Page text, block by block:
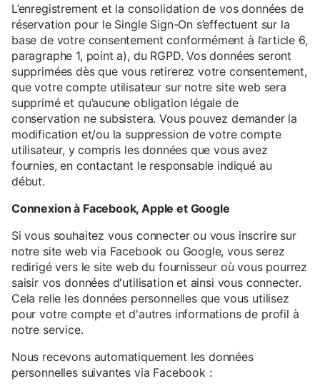
L’enregistrement et la consolidation de vos données de
réservation pour le Single Sign-On s’effectuent sur la
base de votre consentement conformément à l’article 6,
paragraphe 1, point a), du RGPD. Vos données seront
supprimées dès que vous retirerez votre consentement,
que votre compte utilisateur sur notre site web sera
supprimé et qu’aucune obligation légale de
conservation ne subsistera. Vous pouvez demander la
modification et/ou la suppression de votre compte
utilisateur, y compris les données que vous avez
fournies, en contactant le responsable indiqué au
début.
Connexion à Facebook, Apple et Google
Si vous souhaitez vous connecter ou vous inscrire sur
notre site web via Facebook ou Google, vous serez
redirigé vers le site web du fournisseur où vous pourrez
saisir vos données d'utilisation et ainsi vous connecter.
Cela relie les données personnelles que vous utilisez
pour votre compte et d'autres informations de profil à
notre service.
Nous recevons automatiquement les données
personnelles suivantes via Facebook :